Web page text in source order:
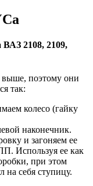
2108, 2109,
выше, поэтому они
так:
колесо (гайку
наконечник.
и загоняем ее
Используя ее как
при этом
себя ступицу.